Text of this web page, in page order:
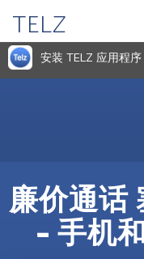
TELZ
安装 TELZ 应用程序
廉价通话
– 手机